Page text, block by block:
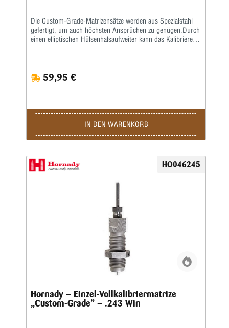
Die Custom-Grade-Matrizensätze werden aus Spezialstahl
gefertigt, um auch höchsten Ansprüchen zu genügen.Durch
einen elliptischen Hülsenhalsaufweiter kann das Kalibrieren
59,95 €
IN DEN WARENKORB
HO046245
Hornady – Einzel-Vollkalibriermatrize
„Custom-Grade” – .243 Win